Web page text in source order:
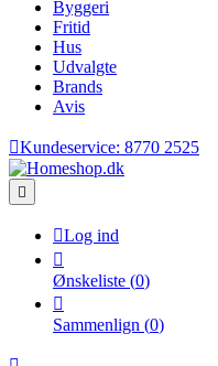
Byggeri
Fritid
Hus
Udvalgte
Brands
Avis
Kundeservice: 8770 2525

Log ind

Ønskeliste (0)

Sammenlign (0)